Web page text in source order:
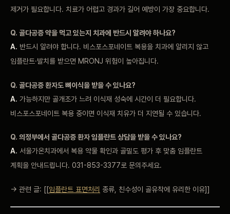
제거가 필요합니다. 치료가 어렵고 경과가 길어 예방이 가장 중요합니다.
Q. 골다공증 약을 먹고있는지 치과에 반드시 알려야 하나요?
A. 반드시 알려야 합니다. 비스포스포네이트 복용을 치과에 알리지 않고
임플란트·발치를 받으면 MRONJ 위험이 높아집니다.
Q. 골다공증환자도 뼈이식을 받을 수있나요?
A. 가능하지만 골개조가 느려 이식재 성숙에 시간이 더 필요합니다.
비스포스포네이트 복용 중이면 이식재 치유가 더 지연될 수 있습니다.
Q. 의정부에서 골다공증 환자임플란트 상담을 받을 수있나요?
A. 서울가온치과에서 복용 약물 확인과 골밀도 평가 후 맞춤 임플란트
계획을 안내드립니다. 031-853-3377로 문의주세요.
→ 관련 글: [[임플란트 표면처리 종류, 친수성이 골유착에 유리한 이유]]